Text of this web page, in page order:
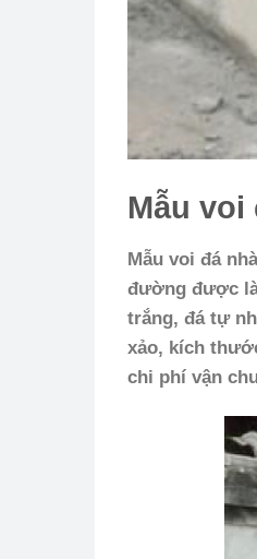
Mẫu
Mẫu voi đá
đường được
trắng, đá tự
xảo, kích
chi phí vận